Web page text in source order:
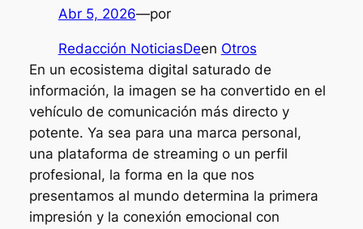
Abr 5, 2026—por
Redacción NoticiasDeen Otros
En un ecosistema digital saturado de
información, la imagen se ha convertido en el
vehículo de comunicación más directo y
potente. Ya sea para una marca personal,
una plataforma de streaming o un perfil
profesional, la forma en la que nos
presentamos al mundo determina la primera
impresión y la conexión emocional con